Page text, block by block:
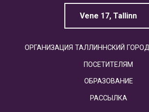
Vene 17, Tallinn
ОРГАНИЗАЦИЯ ТАЛЛИННСКИЙ
ПОСЕТИТЕЛЯМ
ОБРАЗОВАНИЕ
РАССЫЛКА